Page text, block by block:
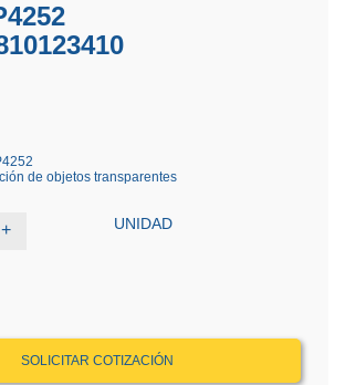
de objetos transparentes
+ UNIDAD
SOLICITAR COTIZACIÓN